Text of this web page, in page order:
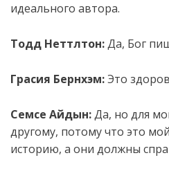
идеального автора.
Тодд Неттлтон:Да, Бог
Грасия Бернхэм:Это
Семсе Айдын:Да, но для
другому, потому что это
историю, а они должны